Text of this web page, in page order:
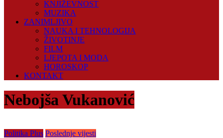
KNJIŽEVNOST
MUZIKA
ZANIMLJIVO
NAUKA I TEHNOLOGIJA
ŽIVOTINJE
FILM
LJEPOTA I MODA
HOROSKOP
KONTAKT
Nebojša Vukanović
Politika Plus Poslednje vijesti